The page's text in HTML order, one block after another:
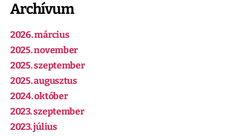
Archívum
2026. március
2025. november
2025. szeptember
2025. augusztus
2024. október
2023. szeptember
2023. július